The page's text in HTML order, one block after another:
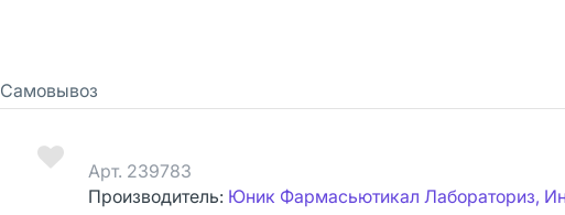
Самовывоз
Арт. 239783
Производитель: Юник Фармасьютикал Лабораториз,